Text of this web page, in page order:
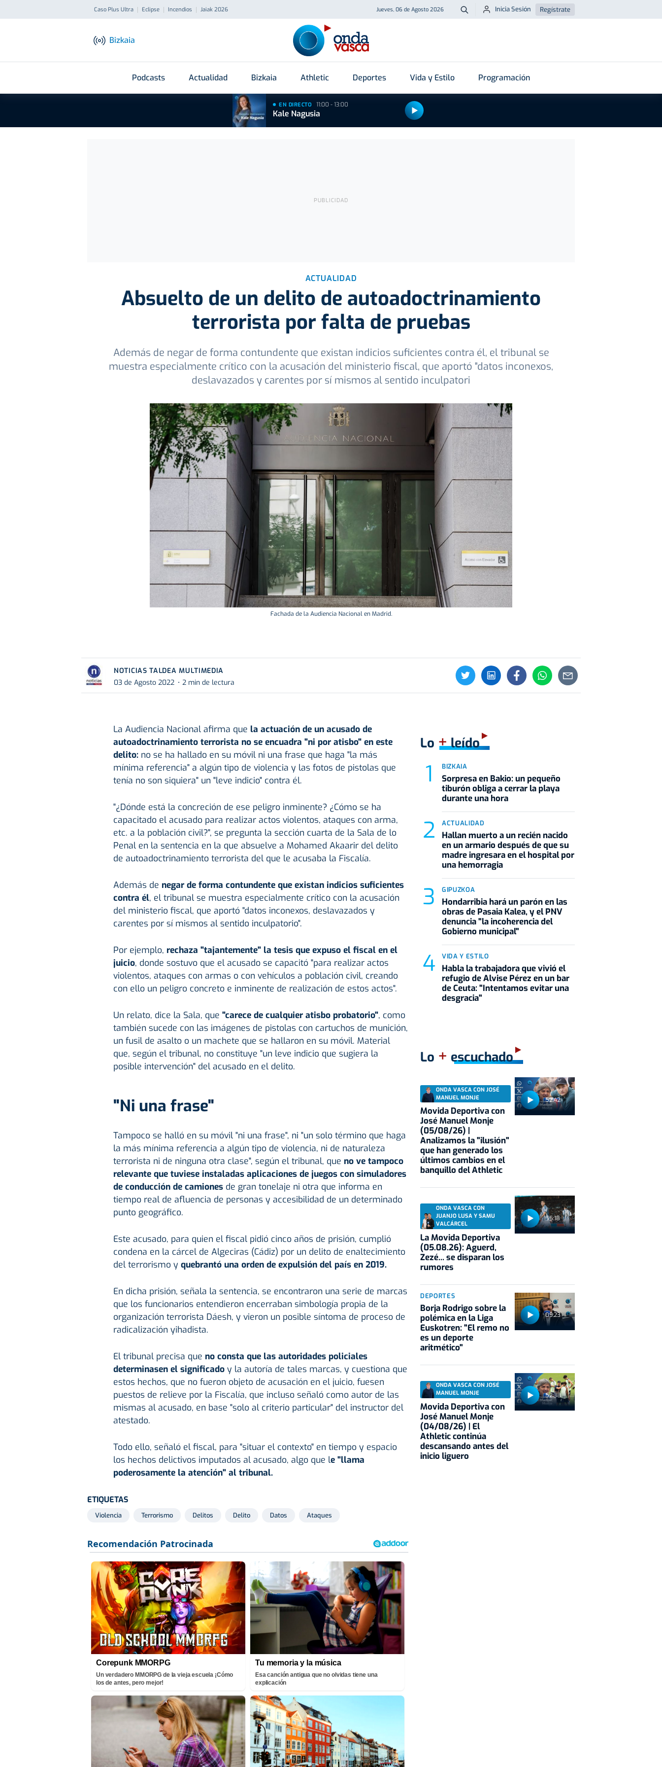
Caso Plus Ultra Eclipse Incendios Jaiak 2026 Jueves, 06 de Agosto 2026 Buscar
Inicia Sesión Regístrate
Bizkaia
Podcasts Actualidad Bizkaia Athletic Deportes Vida y Estilo Programación
EN DIRECTO 11:00 - 13:00
Kale Nagusia
ACTUALIDAD
Absuelto de un delito de autoadoctrinamiento
terrorista por falta de pruebas
Además de negar de forma contundente que existan indicios suficientes contra él, el tribunal se
muestra especialmente crítico con la acusación del ministerio fiscal, que aportó "datos inconexos,
deslavazados y carentes por sí mismos al sentido inculpatori
Fachada de la Audiencia Nacional en Madrid.
NOTICIAS TALDEA MULTIMEDIA
03 de Agosto 2022
2 min de lectura
La Audiencia Nacional afirma que la actuación de un acusado de
autoadoctrinamiento terrorista no se encuadra "ni por atisbo" en este
delito:no se ha hallado en su móvil ni una frase que haga "la más
mínima referencia" a algún tipo de violencia y las fotos de pistolas que
tenía no son siquiera" un "leve indicio" contra él.
"¿Dónde está la concreción de ese peligro inminente? ¿Cómo se ha
capacitado el acusado para realizar actos violentos, ataques con arma,
etc. a la población civil?", se pregunta la sección cuarta de la Sala de lo
Penal en la sentencia en la que absuelve a Mohamed Akaarir del delito
de autoadoctrinamiento terrorista del que le acusaba la Fiscalía.
Además de negar de forma contundente que existan indicios suficientes
contra él, el tribunal se muestra especialmente crítico con la acusación
del ministerio fiscal, que aportó "datos inconexos, deslavazados y
carentes por sí mismos al sentido inculpatorio".
Por ejemplo, rechaza "tajantemente" la tesis que expuso el fiscal en el
juicio, donde sostuvo que el acusado se capacitó "para realizar actos
violentos, ataques con armas o con vehículos a población civil, creando
con ello un peligro concreto e inminente de realización de estos actos".
Un relato, dice la Sala, que "carece de cualquier atisbo probatorio", como
también sucede con las imágenes de pistolas con cartuchos de munición,
un fusil de asalto o un machete que se hallaron en su móvil. Material
que, según el tribunal, no constituye "un leve indicio que sugiera la
posible intervención" del acusado en el delito.
"Ni una frase"
Tampoco se halló en su móvil "ni una frase", ni "un solo término que haga
la más mínima referencia a algún tipo de violencia, ni de naturaleza
terrorista ni de ninguna otra clase", según el tribunal, que no ve tampoco
relevante que tuviese instaladas aplicaciones de juegos con simuladores
de conducción de camionesde gran tonelaje ni otra que informa en
tiempo real de afluencia de personas y accesibilidad de un determinado
punto geográfico.
Este acusado, para quien el fiscal pidió cinco años de prisión, cumplió
condena en la cárcel de Algeciras (Cádiz) por un delito de enaltecimiento
del terrorismo y quebrantó una orden de expulsión del país en 2019.
En dicha prisión, señala la sentencia, se encontraron una serie de marcas
que los funcionarios entendieron encerraban simbología propia de la
organización terrorista Dáesh, y vieron un posible síntoma de proceso de
radicalización yihadista.
El tribunal precisa que no consta que las autoridades policiales
determinasen el significado y la autoría de tales marcas, y cuestiona que
estos hechos, que no fueron objeto de acusación en el juicio, fuesen
puestos de relieve por la Fiscalía, que incluso señaló como autor de las
mismas al acusado, en base "solo al criterio particular" del instructor del
atestado.
Todo ello, señaló el fiscal, para "situar el contexto" en tiempo y espacio
los hechos delictivos imputados al acusado, algo que le "llama
poderosamente la atención" al tribunal.
ETIQUETAS
Violencia Terrorismo Delitos Delito Datos Ataques
Corepunk MMORPG
Un verdadero MMORPG de la vieja escuela ¡Cómo
los de antes, pero mejor!
Tu memoria y la música
Esa canción antigua que no olvidas tiene una
explicación
Lo +leído
BIZKAIA
Sorpresa en Bakio: un pequeño
tiburón obliga a cerrar la playa
durante una hora
ACTUALIDAD
Hallan muerto a un recién nacido
en un armario después de que su
madre ingresara en el hospital por
una hemorragia
GIPUZKOA
Hondarribia hará un parón en las
obras de Pasaia Kalea, y el PNV
denuncia "la incoherencia del
Gobierno municipal"
VIDA Y ESTILO
Habla la trabajadora que vivió el
refugio de Alvise Pérez en un bar
de Ceuta: "Intentamos evitar una
desgracia"
Lo + escuchado
52:42
ONDA VASCA CON JOSÉ
MANUEL MONJE
Movida Deportiva con
José Manuel Monje
(05/08/26) |
Analizamos la "ilusión"
que han generado los
últimos cambios en el
banquillo del Athletic
55:18
ONDA VASCA CON
JUANJO LUSA Y SAMU
VALCÁRCEL
La Movida Deportiva
(05.08.26): Aguerd,
Zezé... se disparan los
rumores
09:23
DEPORTES
Borja Rodrigo sobre la
polémica en la Liga
Euskotren: "El remo no
es un deporte
aritmético"
52:38
ONDA VASCA CON JOSÉ
MANUEL MONJE
Movida Deportiva con
José Manuel Monje
(04/08/26) | El
Athletic continúa
descansando antes del
inicio liguero